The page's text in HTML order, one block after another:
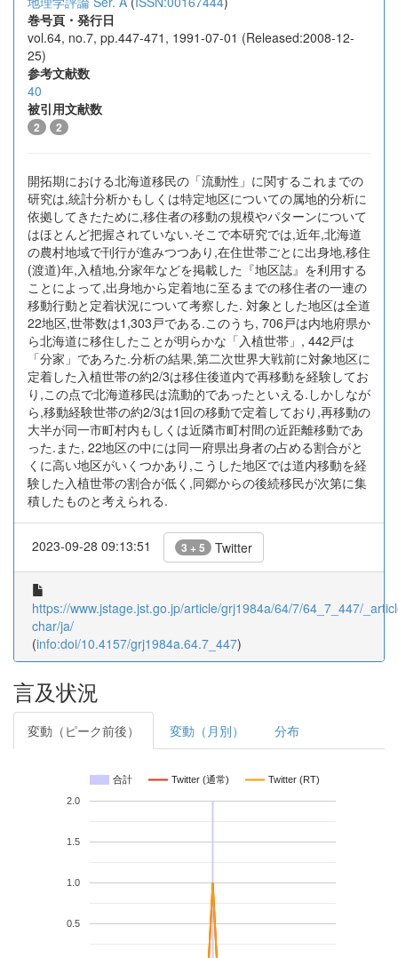
巻号頁・発行日
vol.64, no.7, pp.447-471, 1991-07-01 (Released:2008-12-
25)
参考文献数
40
被引用文献数
2 2
開拓期における北海道移民の「流動性」に関するこれまでの
研究は,統計分析かもしくは特定地区についての属地的分析に
依拠してきたために,移住者の移動の規模やパターンについて
はほとんど把握されていない.そこで本研究では,近年,北海道
の農村地域で刊行が進みつつあり,在住世帯ごとに出身地,移住
(渡道)年,入植地,分家年などを掲載した『地区誌』を利用する
ことによって,出身地から定着地に至るまでの移住者の一連の
移動行動と定着状況について考察した. 対象とした地区は全道
22地区,世帯数は1,303戸である.このうち, 706戸は内地府県か
ら北海道に移住したことが明らかな「入植世帯」, 442戸は
「分家」であろた.分析の結果,第二次世界大戦前に対象地区に
定着した入植世帯の約2/3は移住後道内で再移動を経験してお
り,この点で北海道移民は流動的であったといえる.しかしなが
ら,移動経験世帯の約2/3は1回の移動で定着しており,再移動の
大半が同一市町村内もしくは近隣市町村間の近距離移動であ
った.また, 22地区の中には同一府県出身者の占める割合がと
くに高い地区がいくつかあり,こうした地区では道内移動を経
験した入植世帯の割合が低く,同郷からの後続移民が次第に集
積したものと考えられる.
2023-09-28 09:13:51 3 + 5 Twitter
https://www.jstage.jst.go.jp/article/grj1984a/64/7/64_7_447/
char/ja/
(info:doi/10.4157/grj1984a.64.7_447)
言及状況
変動（ピーク前後） 変動（月別） 分布
合計 Twitter (通常) Twitter (RT)
0.5
1.0
1.5
2.0